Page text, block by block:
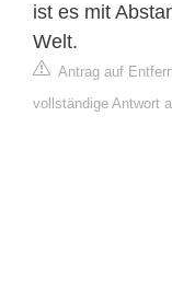
ist es mit
Welt.
Antrag auf
vollständige Antwort